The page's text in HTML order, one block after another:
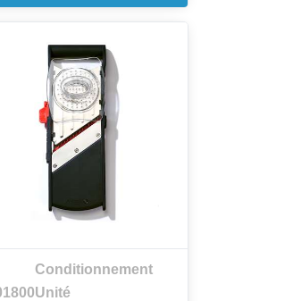
Conditionnement
Unité